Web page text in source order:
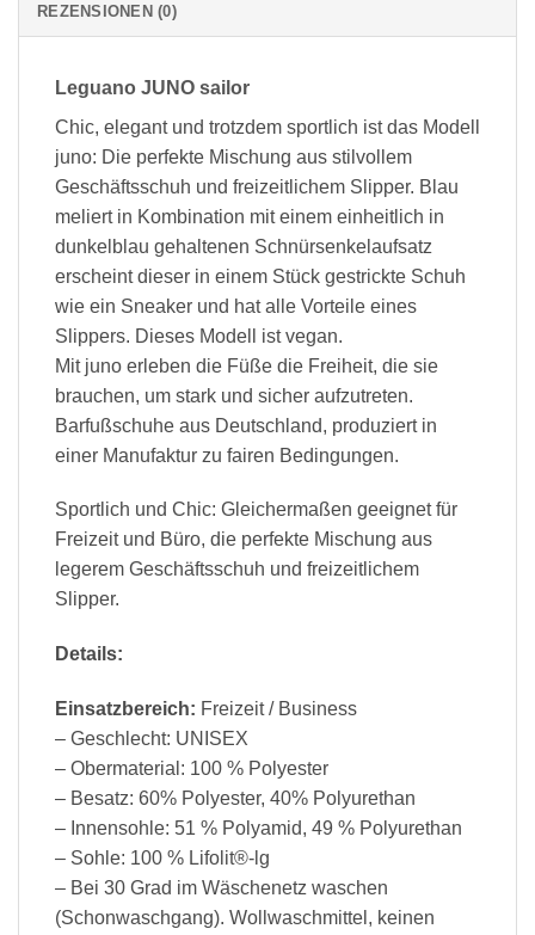
REZENSIONEN (0)
Leguano JUNO sailor
Chic, elegant und trotzdem sportlich ist das Modell
juno: Die perfekte Mischung aus stilvollem
Geschäftsschuh und freizeitlichem Slipper. Blau
meliert in Kombination mit einem einheitlich in
dunkelblau gehaltenen Schnürsenkelaufsatz
erscheint dieser in einem Stück gestrickte Schuh
wie ein Sneaker und hat alle Vorteile eines
Slippers. Dieses Modell ist vegan.
Mit juno erleben die Füße die Freiheit, die sie
brauchen, um stark und sicher aufzutreten.
Barfußschuhe aus Deutschland, produziert in
einer Manufaktur zu fairen Bedingungen.
Sportlich und Chic: Gleichermaßen geeignet für
Freizeit und Büro, die perfekte Mischung aus
legerem Geschäftsschuh und freizeitlichem
Slipper.
Details:
Einsatzbereich: Freizeit / Business
– Geschlecht: UNISEX
– Obermaterial: 100 % Polyester
– Besatz: 60% Polyester, 40% Polyurethan
– Innensohle: 51 % Polyamid, 49 % Polyurethan
– Sohle: 100 % Lifolit®-lg
– Bei 30 Grad im Wäschenetz waschen
(Schonwaschgang). Wollwaschmittel, keinen